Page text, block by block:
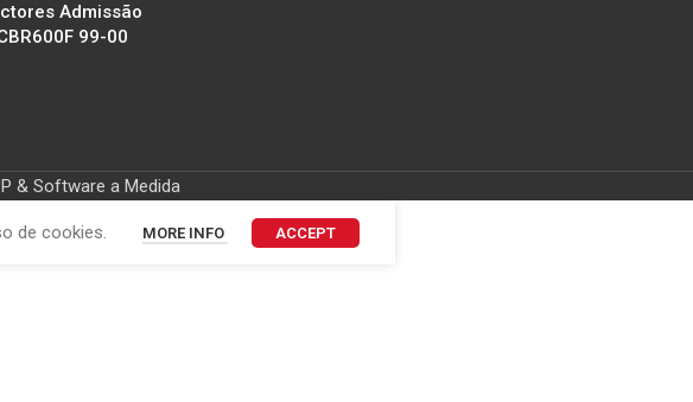
Admissão
99-00
& Software a Medida
de cookies. MORE INFO ACCEPT